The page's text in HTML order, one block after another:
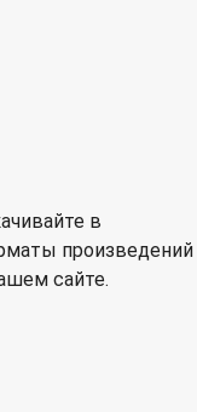
в
произведений
сайте.